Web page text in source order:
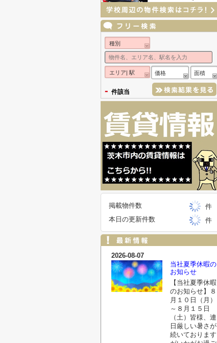
種別
エリア| 駅 価格 面積
- 件該当
掲載物件数
件
本日の更新件数
件
2026-08-07
当社夏季休暇の
お知らせ
【当社夏季休暇
のお知らせ】８
月１０日（月）
～８月１５日
（土）皆様、連
日厳しい暑さが
続いております